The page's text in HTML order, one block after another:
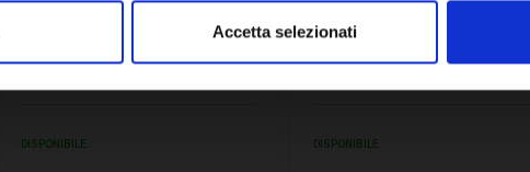
Accetta selezionati
109,84€
DISPONIBILE
- FER39815840
168,20€
DISPONIBILE